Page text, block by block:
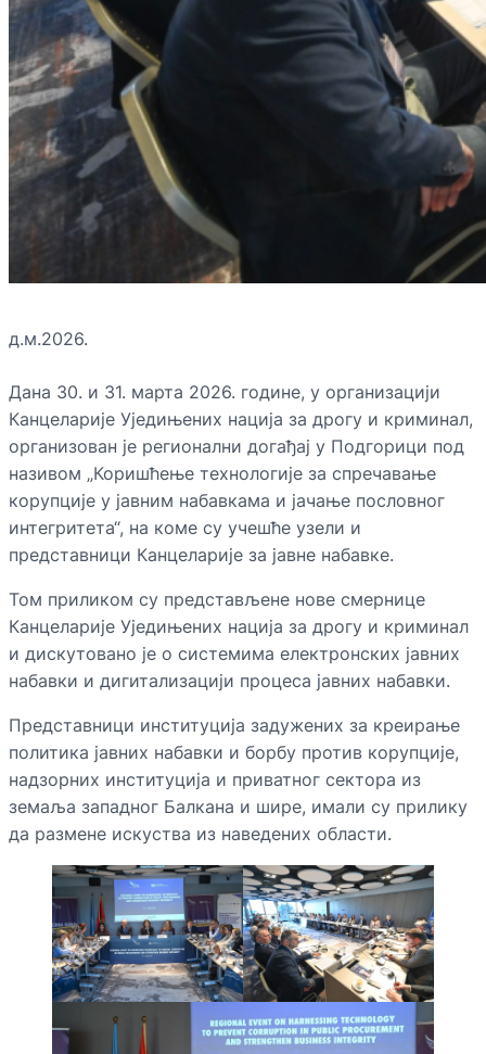
д.м.2026.
Дана 30. и 31. марта 2026. године, у организацији
Канцеларије Уједињених нација за дрогу и криминал,
организован је регионални догађај у Подгорици под
називом „Коришћење технологије за спречавање
корупције у јавним набавкама и јачање пословног
интегритета“, на коме су учешће узели и
представници Канцеларије за јавне набавке.
Том приликом су представљене нове смернице
Канцеларије Уједињених нација за дрогу и криминал
и дискутовано је о системима електронских јавних
набавки и дигитализацији процеса јавних набавки.
Представници институција задужених за креирање
политика јавних набавки и борбу против корупције,
надзорних институција и приватног сектора из
земаља западног Балкана и шире, имали су прилику
да размене искуства из наведених области.